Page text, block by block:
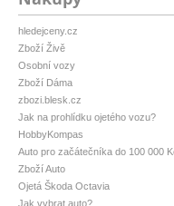
hledejceny.cz
Zboží Živě
Osobní vozy
Zboží Dáma
zbozi.blesk.cz
Jak na prohlídku ojetého vozu?
HobbyKompas
Auto pro začátečníka do 100 000
Zboží Auto
Ojetá Škoda Octavia
Jak vybrat auto?